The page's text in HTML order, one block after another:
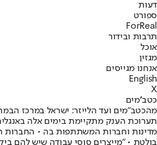
דעות
ספורט
ForReal
תרבות ובידור
אוכל
מגזין
אנחנו מגייסים
English
X
כטב''מים
מהכטב"מים ועד הלייזר: ישראל במרכז
תערוכת הענק מתקיימת בימים אלה
מדינות וחברות המשתתפות בה • החברות
בולטת • "מייצרים סוסי עבודה שיש להם